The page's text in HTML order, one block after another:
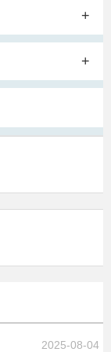
+
+
2025-08-04